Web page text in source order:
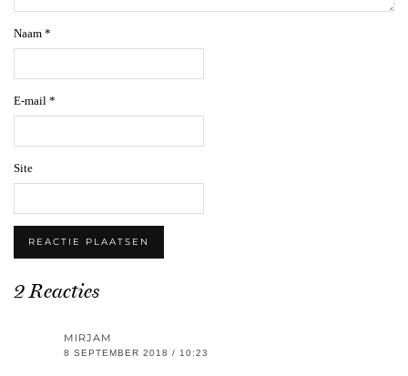
Naam *
E-mail *
Site
2 Reacties
MIRJAM
8 SEPTEMBER 2018 / 10:23